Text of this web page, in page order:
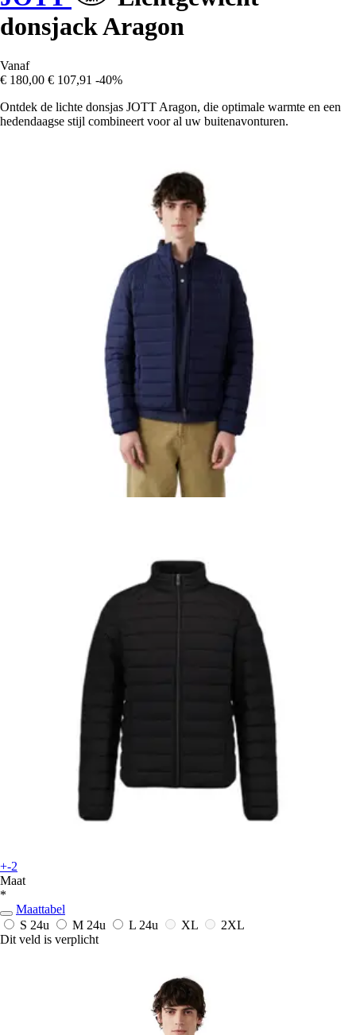
donsjack Aragon
Vanaf
€ 180,00 € 107,91 -40%
Ontdek de lichte donsjas JOTT Aragon, die optimale warmte en een
hedendaagse stijl combineert voor al uw buitenavonturen.
+-2
Maat
*
Maattabel
S 24u M 24u L 24u XL
2XL
Dit veld is verplicht